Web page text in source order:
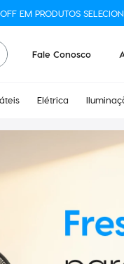
EM PRODUTOS
Fale Conosco
Elétrica